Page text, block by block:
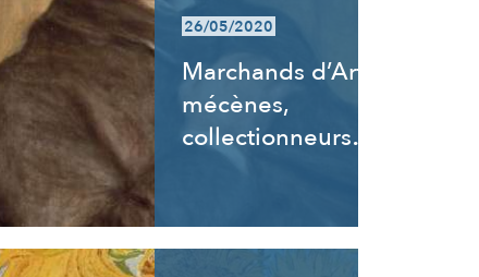
26/05/2020
Marchands d’Art,
mécènes,
collectionneurs…